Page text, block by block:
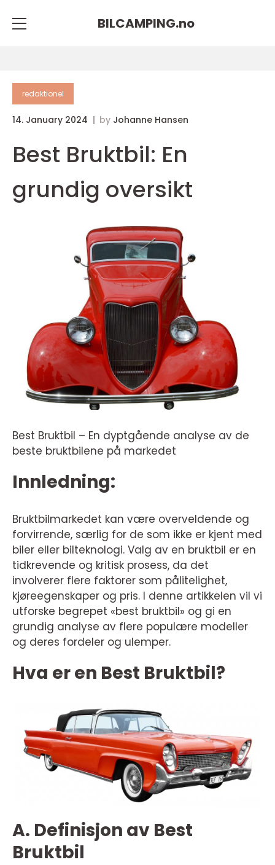
BILCAMPING.no
redaktionel
14. January 2024 by Johanne Hansen
Best Bruktbil: En
grundig oversikt
Best Bruktbil – En dyptgående analyse av de
beste bruktbilene på markedet
Innledning:
Bruktbilmarkedet kan være overveldende og
forvirrende, særlig for de som ikke er kjent med
biler eller bilteknologi. Valg av en bruktbil er en
tidkrevende og kritisk prosess, da det
involverer flere faktorer som pålitelighet,
kjøreegenskaper og pris. I denne artikkelen vil vi
utforske begrepet «best bruktbil» og gi en
grundig analyse av flere populære modeller
og deres fordeler og ulemper.
Hva er en Best Bruktbil?
A. Definisjon av Best
Bruktbil